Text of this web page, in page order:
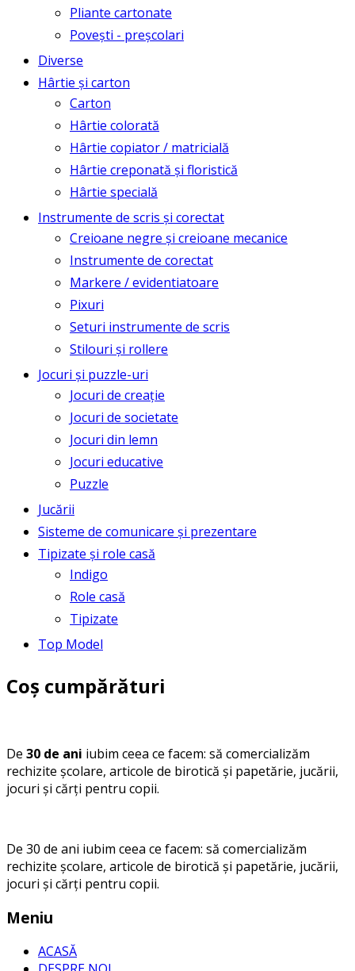
Pliante cartonate
Povești - preșcolari
Diverse
Hârtie și carton
Carton
Hârtie colorată
Hârtie copiator / matricială
Hârtie creponată și floristică
Hârtie specială
Instrumente de scris și corectat
Creioane negre și creioane mecanice
Instrumente de corectat
Markere / evidentiatoare
Pixuri
Seturi instrumente de scris
Stilouri și rollere
Jocuri și puzzle-uri
Jocuri de creație
Jocuri de societate
Jocuri din lemn
Jocuri educative
Puzzle
Jucării
Sisteme de comunicare și prezentare
Tipizate și role casă
Indigo
Role casă
Tipizate
Top Model
Coș cumpărături
De 30 de ani iubim ceea ce facem: să comercializăm
rechizite școlare, articole de birotică și papetărie, jucării,
jocuri și cărți pentru copii.
De 30 de ani iubim ceea ce facem: să comercializăm
rechizite școlare, articole de birotică și papetărie, jucării,
jocuri și cărți pentru copii.
Meniu
ACASĂ